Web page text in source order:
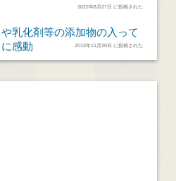
2022年8月27日 に投稿された
乳化剤等の添加物の入って
感動
2013年11月20日 に投稿された